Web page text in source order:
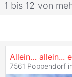
1 bis 12 von
Allein... allein...
7561 Poppendorf